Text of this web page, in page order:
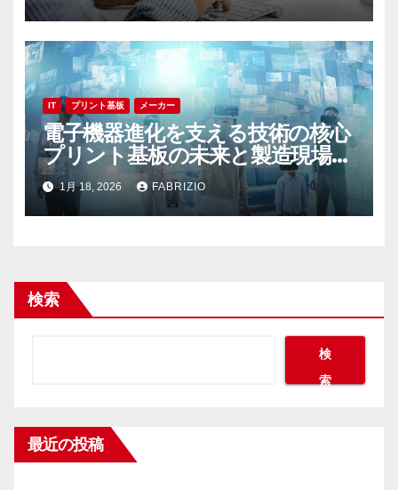
IT プリント基板 メーカー
電子機器進化を支える技術の核心
プリント基板の未来と製造現場の
最前線
1月 18, 2026 FABRIZIO
検索
検
索
最近の投稿